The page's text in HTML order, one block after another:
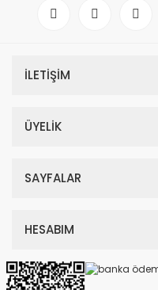
İLETİŞİM
ÜYELİK
SAYFALAR
HESABIM